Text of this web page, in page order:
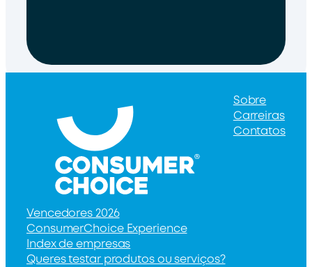
Sobre
Carreiras
Contatos
Vencedores 2026
ConsumerChoice Experience
Index de empresas
Queres testar produtos ou serviços?